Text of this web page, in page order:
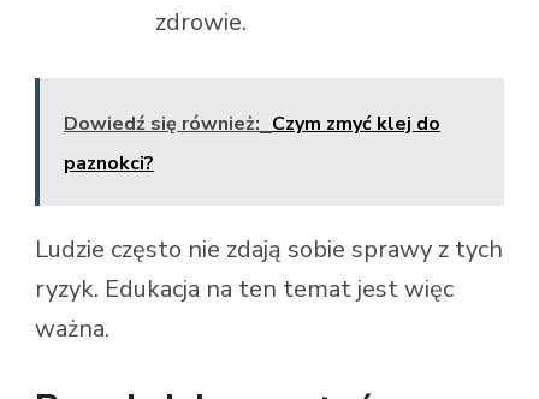
zdrowie.
Dowiedź się również: Czym zmyć klej do
paznokci?
Ludzie często nie zdają sobie sprawy z tych
ryzyk. Edukacja na ten temat jest więc
ważna.